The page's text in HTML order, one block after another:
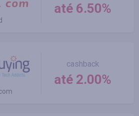
até 6.50%
cashback
até 2.00%